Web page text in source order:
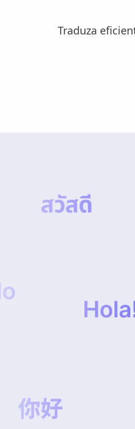
Traduza